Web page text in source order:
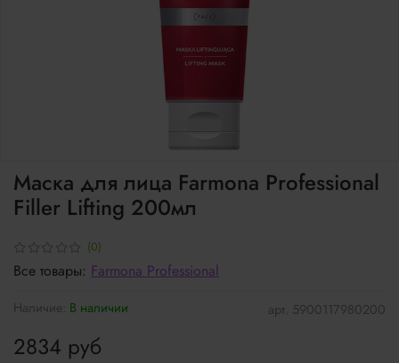
(0)
арт. 5900117980200
Наличие: В наличии
Маска для лица Farmona Professional
Filler Lifting 200мл
2834 руб
Все товары: Farmona Professional